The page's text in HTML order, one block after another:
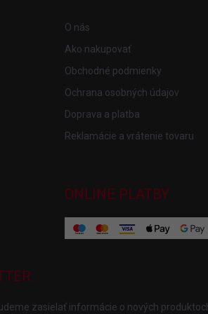
O nás
Ako nakupovať
Obchodné podmienky
Ochrana osobných údajov
Doprava a platba
Reklamácie a vrátenie tovaru
ONLINE PLATBY
zasielať informácie o nových